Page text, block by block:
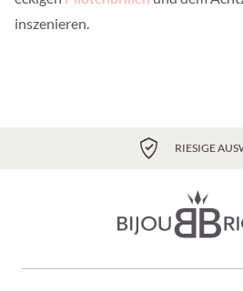
inszenieren.
RIESIGE